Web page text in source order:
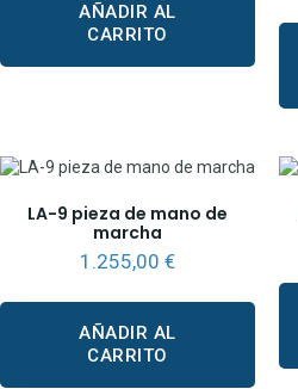
AÑADIR AL
CARRITO
LA-9 pieza de mano de
marcha
1.255,00 €
AÑADIR AL
CARRITO